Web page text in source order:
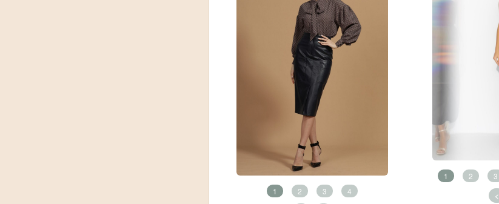
1 2 3 4
1 2 3
<